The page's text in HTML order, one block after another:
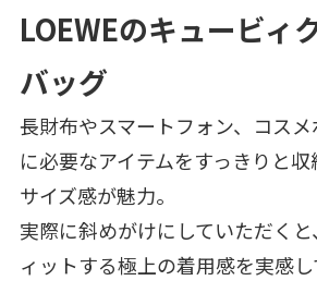
LOEWEのキュービィ
バッグ
長財布やスマートフォン、コス
に必要なアイテムをすっきりと
サイズ感が魅力。
実際に斜めがけにしていただく
ィットする極上の着用感を実感し